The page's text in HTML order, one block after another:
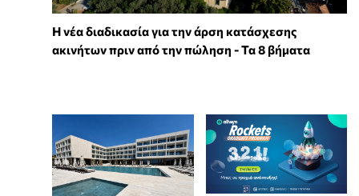
Η νέα διαδικασία για την άρση κατάσχεσης
ακινήτων πριν από την πώληση - Τα 8 βήματα